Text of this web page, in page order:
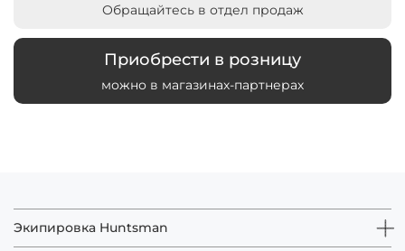
Обращайтесь в отдел продаж
Приобрести в розницу
можно в магазинах-партнерах
Экипировка Huntsman